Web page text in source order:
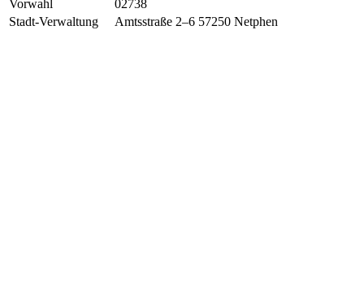
Vorwahl
02738
Stadt-Verwaltung
Amtsstraße 2–6 57250 Netphen